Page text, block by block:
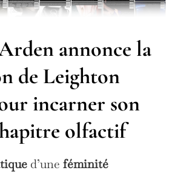
annonce la
de Leighton
incarner son
olfactif
d’une féminité